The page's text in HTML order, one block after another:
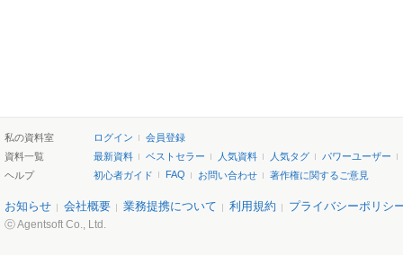
私の資料室 ログイン
会員登録
資料一覧
最新資料 ベストセラー 人気資料 人気タグ
パワーユーザー
ヘルプ
初心者ガイド FAQ お問い合わせ 著作権に関するご意見
お知らせ 会社概要 業務提携について 利用規約 プライバシーポリシ
ⓒ Agentsoft Co., Ltd.